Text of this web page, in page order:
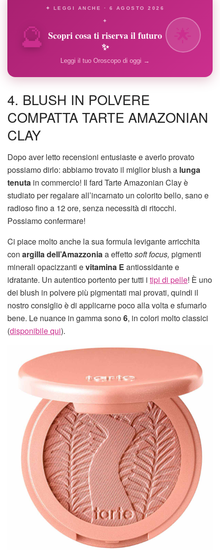
🔮
✦ LEGGI ANCHE · 6 AGOSTO 2026
✦
Scopri cosa ti riserva il futuro
✨
Leggi il tuo Oroscopo di oggi →
4. BLUSH IN POLVERE
COMPATTA TARTE AMAZONIAN
CLAY
Dopo aver letto recensioni entusiaste e averlo provato
possiamo dirlo: abbiamo trovato il miglior blush a lunga
tenuta in commercio! Il fard Tarte Amazonian Clay è
studiato per regalare all’incarnato un colorito bello, sano e
radioso fino a 12 ore, senza necessità di ritocchi.
Possiamo confermare!
Ci piace molto anche la sua formula levigante arricchita
con argilla dell’Amazzoniaa effettosoft focus, pigmenti
minerali opacizzanti evitamina E antiossidante e
idratante. Un autentico portento per tutti i tipi di pelle! È uno
dei blush in polvere più pigmentati mai provati, quindi il
nostro consiglio è di applicarne poco alla volta e sfumarlo
bene. Le nuance in gamma sono6, in colori molto classici
(disponibile qui).